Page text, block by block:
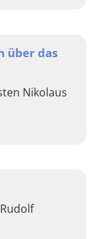
über das
Nikolaus